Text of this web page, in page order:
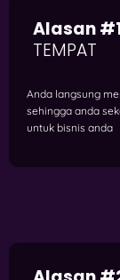
Alasan
TEMPAT
Anda langsung
sehingga anda
untuk bisnis anda